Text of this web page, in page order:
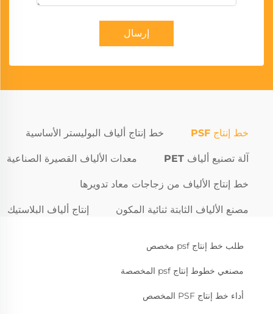
إرسال
خط إنتاج PSF خط إنتاج ألياف البوليستر الأساسية
آلة تصنيع ألياف PET معدات الألياف القصيرة الصناعية
خط إنتاج الألياف من زجاجات معاد تدويرها
مصنع الألياف الثابتة ثنائية المكون إنتاج ألياف البلاستيك
طلب خط إنتاج psf مخصص
مصنعي خطوط إنتاج psf المخصصة
أداء خط إنتاج PSF المخصص